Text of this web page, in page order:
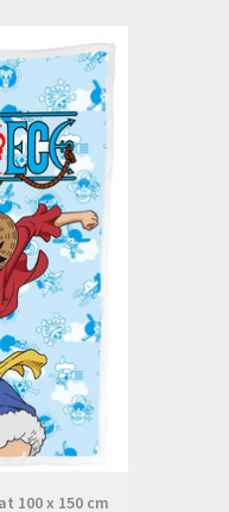
100 x 150 cm